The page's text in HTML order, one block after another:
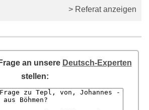
> Referat anzeigen
an unsere Deutsch-Experten
stellen: